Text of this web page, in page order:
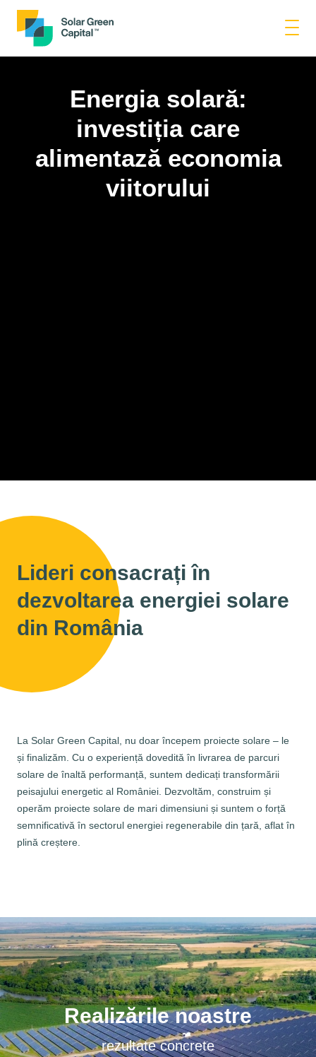
Energia solară:
investiția care
alimentază economia
viitorului
Lideri consacrați în
dezvoltarea energiei solare
din România
La Solar Green Capital, nu doar începem proiecte solare – le
și finalizăm. Cu o experiență dovedită în livrarea de parcuri
solare de înaltă performanță, suntem dedicați transformării
peisajului energetic al României. Dezvoltăm, construim și
operăm proiecte solare de mari dimensiuni și suntem o forță
semnificativă în sectorul energiei regenerabile din țară, aflat în
plină creștere.
Realizările noastre
rezultate concrete